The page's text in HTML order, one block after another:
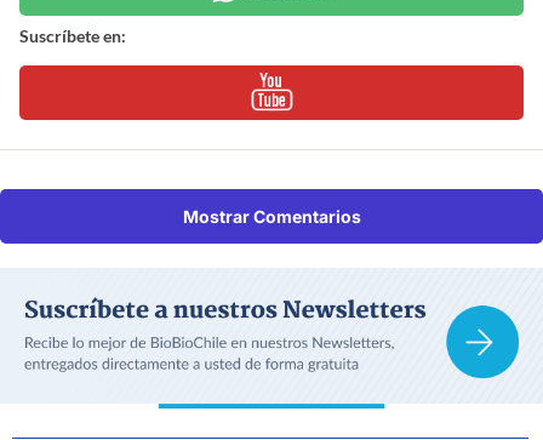
Suscríbete en:
Mostrar Comentarios